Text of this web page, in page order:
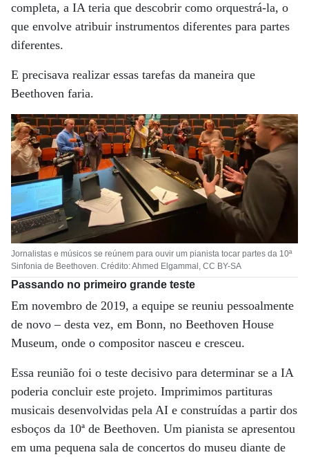
completa, a IA teria que descobrir como orquestrá-la, o
que envolve atribuir instrumentos diferentes para partes
diferentes.
E precisava realizar essas tarefas da maneira que
Beethoven faria.
Jornalistas e músicos se reúnem para ouvir um pianista tocar partes da 10ª
Sinfonia de Beethoven. Crédito: Ahmed Elgammal, CC BY-SA
Passando no primeiro grande teste
Em novembro de 2019, a equipe se reuniu pessoalmente
de novo – desta vez, em Bonn, no Beethoven House
Museum, onde o compositor nasceu e cresceu.
Essa reunião foi o teste decisivo para determinar se a IA
poderia concluir este projeto. Imprimimos partituras
musicais desenvolvidas pela AI e construídas a partir dos
esboços da 10ª de Beethoven. Um pianista se apresentou
em uma pequena sala de concertos do museu diante de